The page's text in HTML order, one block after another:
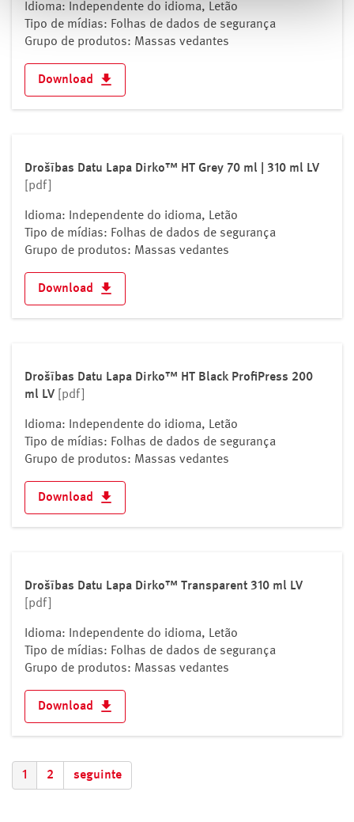
Idioma: Independente do idioma, Letão
Tipo de mídias: Folhas de dados de segurança
Grupo de produtos: Massas vedantes
Download
Drošības Datu Lapa Dirko™ HT Grey 70 ml | 310 ml LV
[pdf]
Idioma: Independente do idioma, Letão
Tipo de mídias: Folhas de dados de segurança
Grupo de produtos: Massas vedantes
Download
Drošības Datu Lapa Dirko™ HT Black ProfiPress 200
ml LV
[pdf]
Idioma: Independente do idioma, Letão
Tipo de mídias: Folhas de dados de segurança
Grupo de produtos: Massas vedantes
Download
Drošības Datu Lapa Dirko™ Transparent 310 ml LV
[pdf]
Idioma: Independente do idioma, Letão
Tipo de mídias: Folhas de dados de segurança
Grupo de produtos: Massas vedantes
Download
1 2 seguinte